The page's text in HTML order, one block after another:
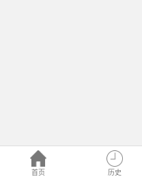
首页 历史